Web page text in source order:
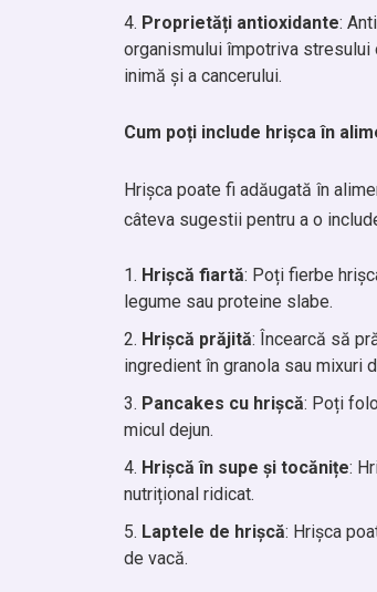
Proprietăți antioxidante:
organismului împotriva
inimă și a cancerului.
Cum poți include hrișca în
Hrișca poate fi adăugată în
câteva sugestii pentru a o
Hrișcă fiartă: Poți fierbe
legume sau proteine slabe.
Hrișcă prăjită: Încearcă să
ingredient în granola sau mixuri
Pancakes cu hrișcă: Poți
micul dejun.
Hrișcă în supe și tocănițe:
nutrițional ridicat.
Laptele de hrișcă: Hrișca
de vacă.